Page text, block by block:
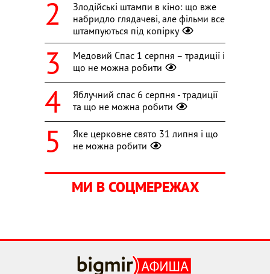
Злодійські штампи в кіно: що вже
набридло глядачеві, але фільми все
штампуються під копірку
Медовий Спас 1 серпня – традиції і
що не можна робити
Яблучний спас 6 серпня - традиції
та що не можна робити
Яке церковне свято 31 липня і що
не можна робити
МИ В СОЦМЕРЕЖАХ